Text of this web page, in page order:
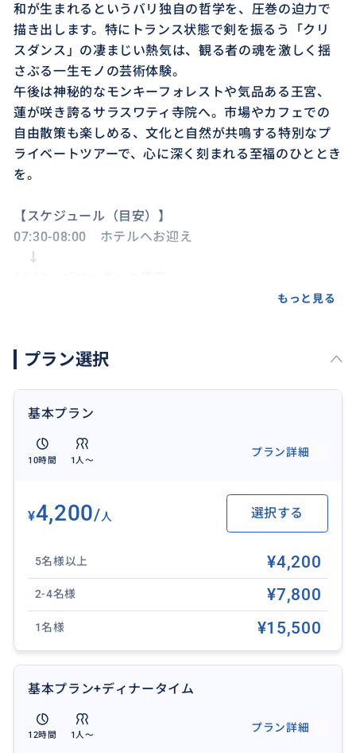
和が生まれるというバリ独自の哲学を、圧巻の迫力で
描き出します。特にトランス状態で剣を振るう「クリ
スダンス」の凄まじい熱気は、観る者の魂を激しく揺
さぶる一生モノの芸術体験。
午後は神秘的なモンキーフォレストや気品ある王宮、
蓮が咲き誇るサラスワティ寺院へ。市場やカフェでの
自由散策も楽しめる、文化と自然が共鳴する特別なプ
ライベートツアーで、心に深く刻まれる至福のひととき
を。
【スケジュール（目安）】
07:30-08:00 ホテルへお迎え
↓
善悪の戦いを描く聖獣舞踊「バロンダンス」。生演奏
11:00 モンキー フォレスト
↓
12:00 ウブド王宮
王族の歴史と気品が漂うウブドのシンボル
12:15 サラスワティ寺院（ウォーターパレス）
蓮の花が咲き誇る池に囲まれた寺院
12:30 ウブド市場
雑貨や伝統工芸品が並ぶマーケット
↓
13:00 ウブド自由散策（1.5-2時間）
ウブドを自分ペースで散策。ガイドが交渉や撮影をサ
ポートするため、言葉に不安がある方も安心です。
↓
（16:00頃）【ご希望の方のみ】ビッグスイング（巨大
ブランコ） & ルワックコーヒー園
もっと見る
プラン選択
基本プラン
10時間 1人〜
プラン詳細
¥4,200/人 選択する
5名様以上 ¥4,200
2-4名様 ¥7,800
1名様 ¥15,500
基本プラン+ディナータイム
12時間 1人〜
プラン詳細